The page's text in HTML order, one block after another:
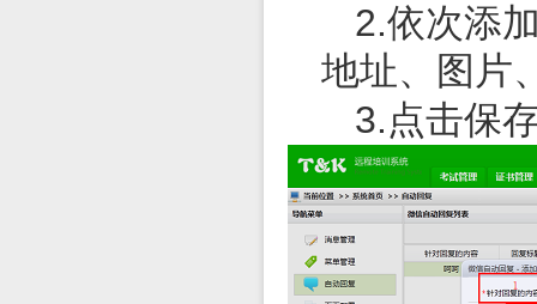
2.依次添
地址、图片
3. 点击保